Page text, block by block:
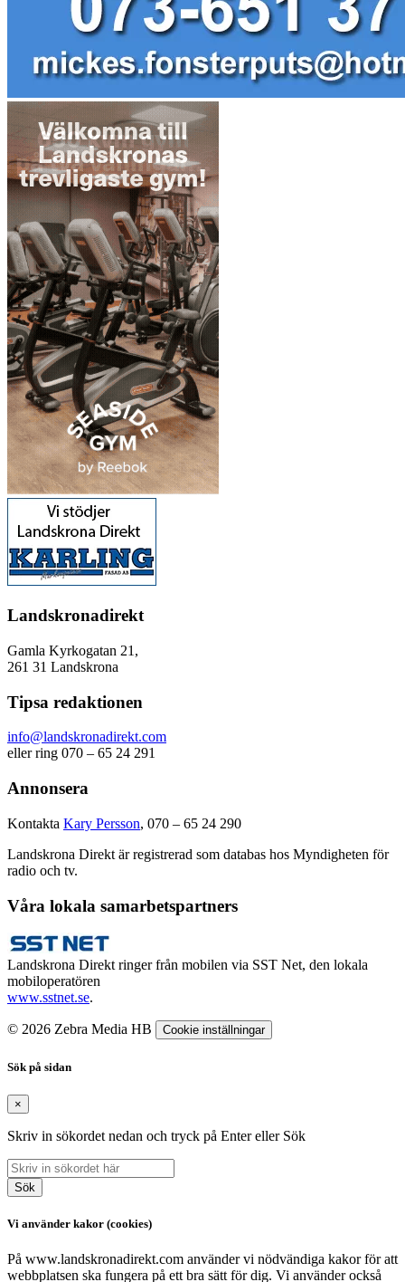
Landskronadirekt
Gamla Kyrkogatan 21,
261 31 Landskrona
Tipsa redaktionen
info@landskronadirekt.com
eller ring 070 – 65 24 291
Annonsera
Kontakta Kary Persson, 070 – 65 24 290
Landskrona Direkt är registrerad som databas hos Myndigheten för
radio och tv.
Våra lokala samarbetspartners
Landskrona Direkt ringer från mobilen via SST Net, den lokala
mobiloperatören
www.sstnet.se.
© 2026 Zebra Media HB Cookie inställningar
Sök på sidan
×
Skriv in sökordet nedan och tryck på Enter eller Sök
Sök
Vi använder kakor (cookies)
På www.landskronadirekt.com använder vi nödvändiga kakor för att
webbplatsen ska fungera på ett bra sätt för dig. Vi använder också